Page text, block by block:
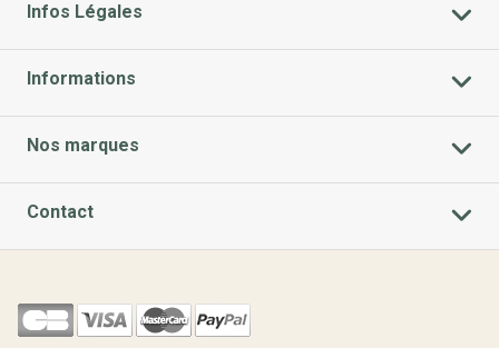
Infos Légales
Informations
Nos marques
Contact